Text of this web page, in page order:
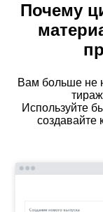
Почему
Вам больше не
Используйте
создавайте